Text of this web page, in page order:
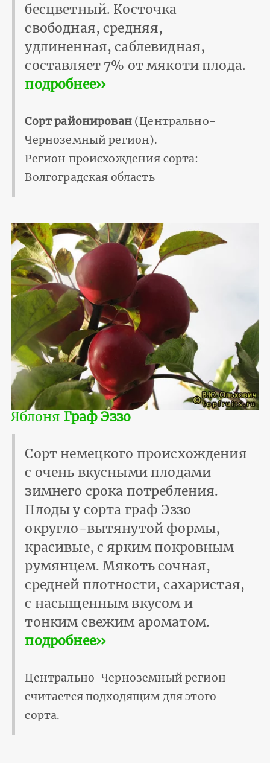
бесцветный. Косточка
свободная, средняя,
удлиненная, саблевидная,
составляет 7% от мякоти плода.
подробнее››
Сорт районирован(Центрально-
Черноземный регион).
Регион происхождения сорта:
Волгоградская область
Яблоня Граф Эззо
Сорт немецкого происхождения
с очень вкусными плодами
зимнего срока потребления.
Плоды у сорта граф Эззо
округло-вытянутой формы,
красивые, с ярким покровным
румянцем. Мякоть сочная,
средней плотности, сахаристая,
с насыщенным вкусом и
тонким свежим ароматом.
подробнее››
Центрально-Черноземный регион
считается подходящим для этого
сорта.